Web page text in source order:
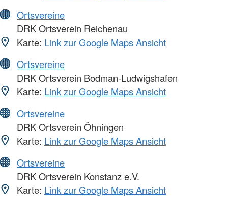
Ortsvereine
DRK Ortsverein Reichenau
Karte: Link zur Google Maps Ansicht
Ortsvereine
DRK Ortsverein Bodman-Ludwigshafen
Karte: Link zur Google Maps Ansicht
Ortsvereine
DRK Ortsverein Öhningen
Karte: Link zur Google Maps Ansicht
Ortsvereine
DRK Ortsverein Konstanz e.V.
Karte: Link zur Google Maps Ansicht